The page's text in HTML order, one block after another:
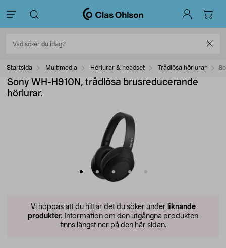
Startsida Multimedia Hörlurar & headset Trådlösa hörlurar
Sony WH-H910N, trådlösa brusreducerande
hörlurar.
Vi hoppas att du hittar det du söker under liknande
produkter. Information om den utgångna produkten
finns längst ner på den här sidan.